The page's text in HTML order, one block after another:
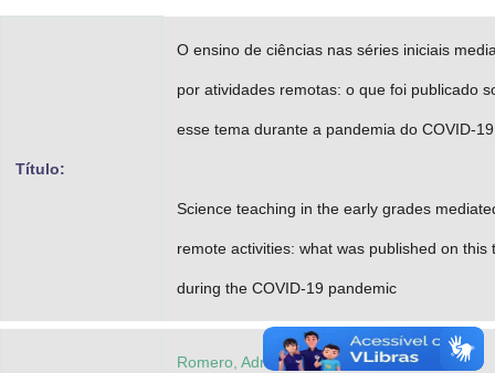
Planalto
Título:
O ensino de ciências nas séries iniciais
por atividades remotas: o que foi publicado
esse tema durante a pandemia do COVID-19
Science teaching in the early grades
remote activities: what was published on this
during the COVID-19 pandemic
Romero, Adriano Lopes